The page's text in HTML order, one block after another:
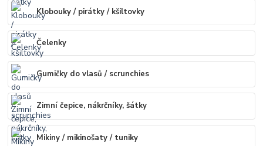
Klobouky / pirátky / kšiltovky
Čelenky
Gumičky do vlasů / scrunchies
Zimní čepice, nákrčníky, šátky
Mikiny / mikinošaty / tuniky